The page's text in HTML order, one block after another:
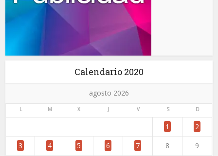
Calendario 2020
agosto 2026
L M X J V S D
1 2
3 4 5 6 7 8 9